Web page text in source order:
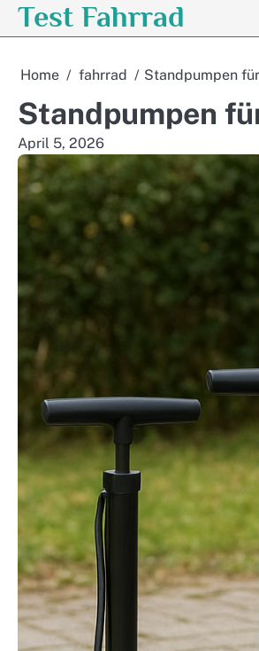
SkipTest Fahrrad
Home fahrrad Standpumpen
Standpumpen
April 5, 2026